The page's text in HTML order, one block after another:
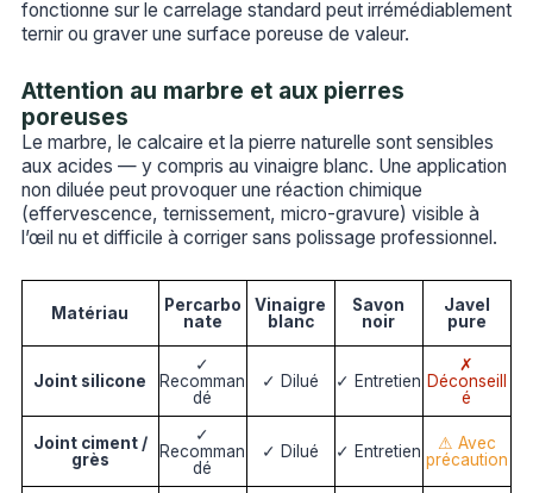
fonctionne sur le carrelage standard peut irrémédiablement
ternir ou graver une surface poreuse de valeur.
Attention au marbre et aux pierres
poreuses
Le marbre, le calcaire et la pierre naturelle sont sensibles
aux acides — y compris au vinaigre blanc. Une application
non diluée peut provoquer une réaction chimique
(effervescence, ternissement, micro-gravure) visible à
l’œil nu et difficile à corriger sans polissage professionnel.
Matériau
Percarbo
nate
Vinaigre
blanc
Savon
noir
Javel
pure
Joint silicone
✓
Recomman
dé
✓ Dilué ✓ Entretien
✗
Déconseill
é
Joint ciment /
grès
✓
Recomman
dé
✓ Dilué ✓ Entretien
⚠ Avec
précaution